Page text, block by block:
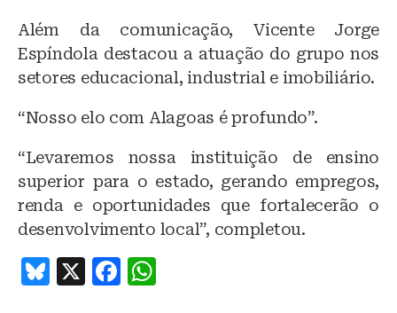
Além da comunicação, Vicente Jorge
Espíndola destacou a atuação do grupo nos
setores educacional, industrial e imobiliário.
“Nosso elo com Alagoas é profundo”.
“Levaremos nossa instituição de ensino
superior para o estado, gerando empregos,
renda e oportunidades que fortalecerão o
desenvolvimento local”, completou.
B
X
F